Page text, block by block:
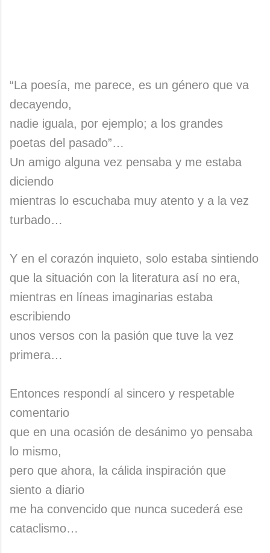
“La poesía, me parece, es un género que va
decayendo,
nadie iguala, por ejemplo; a los grandes
poetas del pasado”…
Un amigo alguna vez pensaba y me estaba
diciendo
mientras lo escuchaba muy atento y a la vez
turbado…
Y en el corazón inquieto, solo estaba sintiendo
que la situación con la literatura así no era,
mientras en líneas imaginarias estaba
escribiendo
unos versos con la pasión que tuve la vez
primera…
Entonces respondí al sincero y respetable
comentario
que en una ocasión de desánimo yo pensaba
lo mismo,
pero que ahora, la cálida inspiración que
siento a diario
me ha convencido que nunca sucederá ese
cataclismo…